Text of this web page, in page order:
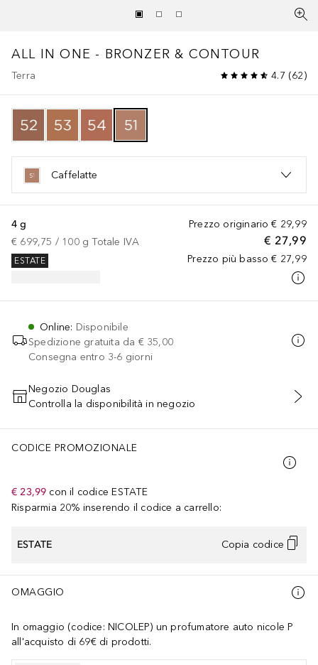
ALL IN ONE - BRONZER & CONTOUR
Terra 4.7 (62)
Caffelatte
Prezzo originario € 29,99
€ 27,99
Prezzo più basso € 27,99
4 g
€ 699,75 / 100 g Totale IVA
ESTATE
Online: Disponibile
Spedizione gratuita da € 35,00
Consegna entro 3-6 giorni
AGGIUNGI AL CARRELLO
Negozio Douglas
Controlla la disponibilità in negozio
CODICE PROMOZIONALE
€ 23,99 con il codice ESTATE
Risparmia 20% inserendo il codice a carrello:
ESTATE Copia codice
OMAGGIO
In omaggio (codice: NICOLEP) un profumatore auto nicole P
all'acquisto di 69€ di prodotti.